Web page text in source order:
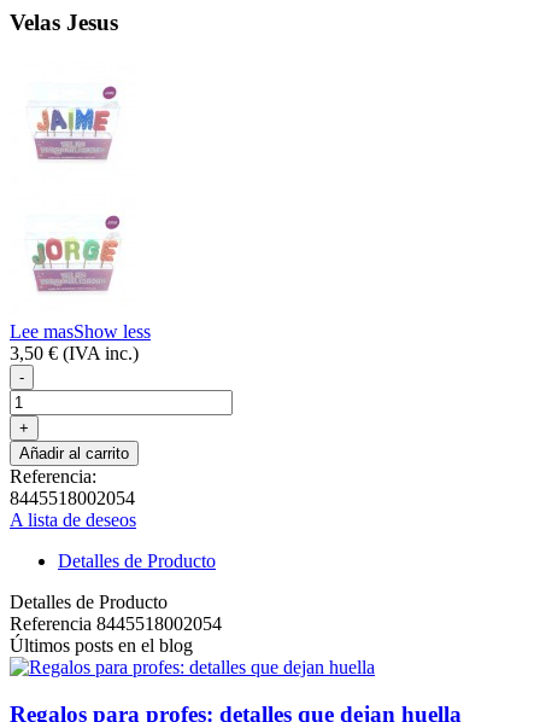
Velas Jesus
Lee masShow less
3,50 € (IVA inc.)
-
+
Añadir al carrito
Referencia:
8445518002054
A lista de deseos
Detalles de Producto
Detalles de Producto
Referencia 8445518002054
Últimos posts en el blog
Regalos para profes: detalles que dejan huella